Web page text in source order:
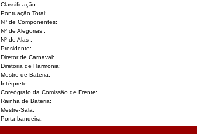
Classificação:
Pontuação Total:
Nº de Componentes:
Nº de Alegorias :
Nº de Alas :
Presidente:
Diretor de Carnaval:
Diretoria de Harmonia:
Mestre de Bateria:
Intérprete:
Coreógrafo da Comissão de Frente:
Rainha de Bateria:
Mestre-Sala:
Porta-bandeira: